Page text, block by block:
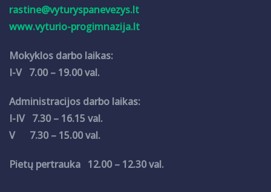
rastine@vyturyspanevezys.lt
www.vyturio-progimnazija.lt
Mokyklos darbo laikas:
I-V 7.00 – 19.00 val.
Administracijos darbo laikas:
I-IV 7.30 – 16.15 val.
V 7.30 – 15.00 val.
Pietų pertrauka 12.00 – 12.30 val.